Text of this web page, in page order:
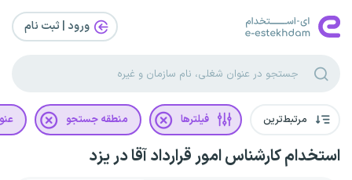
ورود | ثبت‌ نام
مرتبط‌ترین فیلترها منطقه جستجو
استخدام کارشناس امور قرارداد آقا در یزد